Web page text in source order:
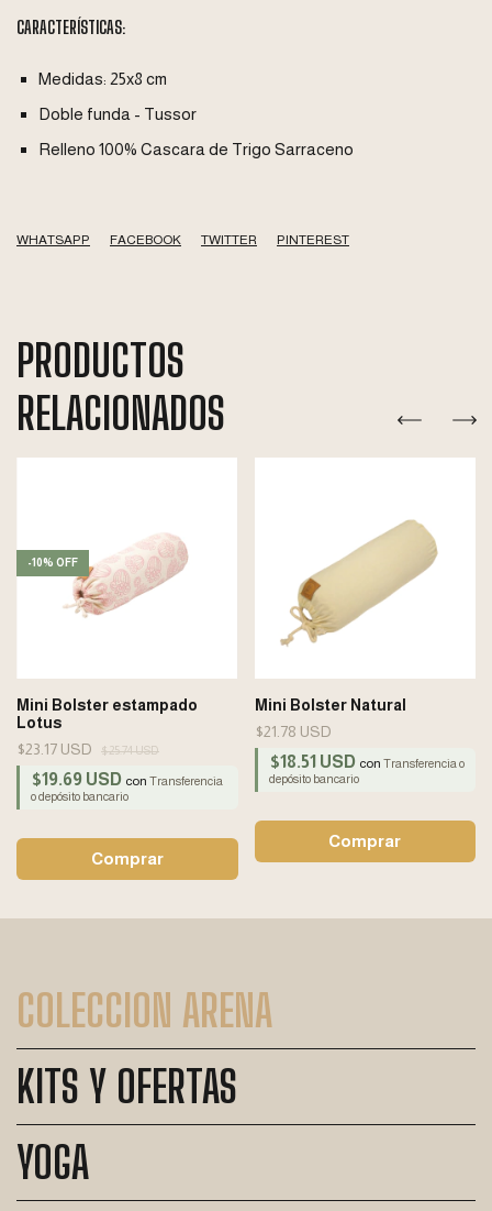
CARACTERÍSTICAS:
Medidas: 25x8 cm
Doble funda - Tussor
Relleno 100% Cascara de Trigo Sarraceno
WHATSAPP FACEBOOK TWITTER PINTEREST
PRODUCTOS
RELACIONADOS
-10% OFF
Mini Bolster estampado
Lotus
$23.17 USD
$25.74 USD
$19.69 USD con Transferencia
o depósito bancario
Mini Bolster Natural
$21.78 USD
$18.51 USD con Transferencia o
depósito bancario
COLECCION ARENA
KITS Y OFERTAS
YOGA